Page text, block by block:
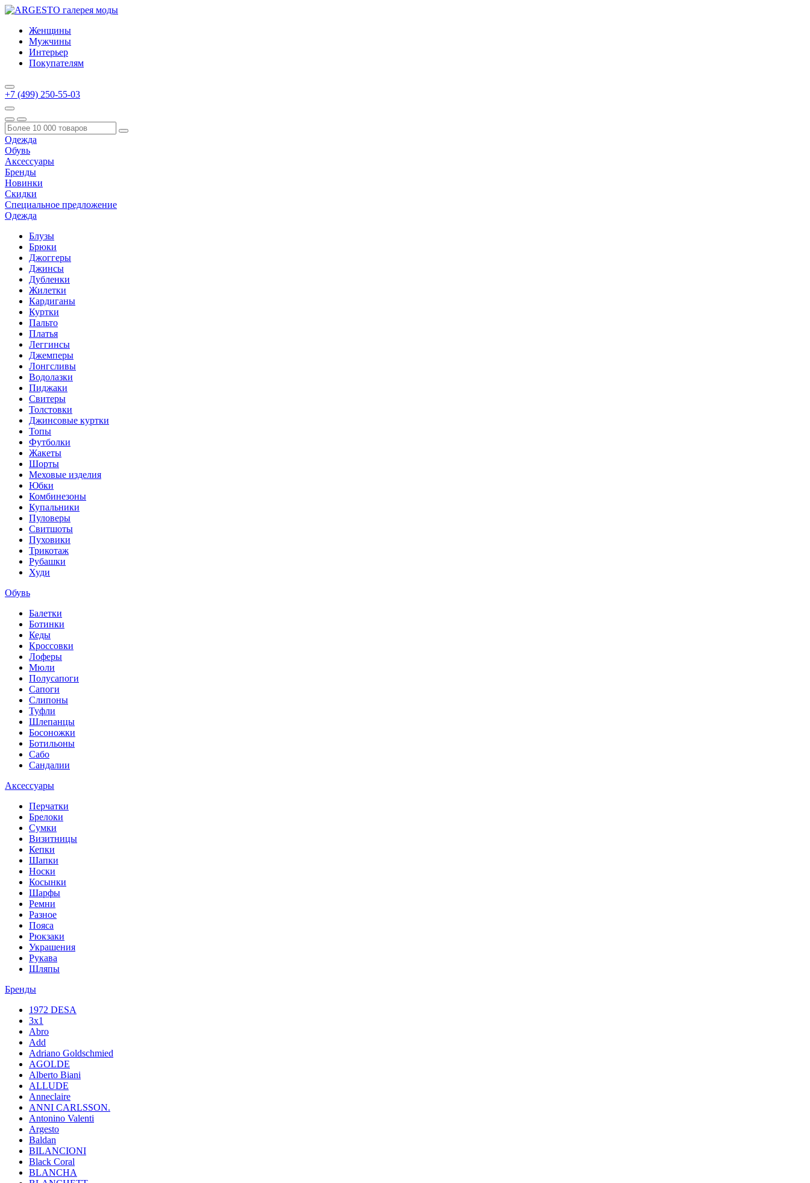
Женщины
Мужчины
Интерьер
Покупателям
+7 (499) 250-55-03
Одежда
Обувь
Аксессуары
Бренды
Новинки
Скидки
Специальное предложение
Одежда
Блузы
Брюки
Джоггеры
Джинсы
Дубленки
Жилетки
Кардиганы
Куртки
Пальто
Платья
Леггинсы
Джемперы
Лонгсливы
Водолазки
Пиджаки
Свитеры
Толстовки
Джинсовые куртки
Топы
Футболки
Жакеты
Шорты
Меховые изделия
Юбки
Комбинезоны
Купальники
Пуловеры
Свитшоты
Пуховики
Трикотаж
Рубашки
Худи
Обувь
Балетки
Ботинки
Кеды
Кроссовки
Лоферы
Мюли
Полусапоги
Сапоги
Слипоны
Туфли
Шлепанцы
Босоножки
Ботильоны
Сабо
Сандалии
Аксессуары
Перчатки
Брелоки
Сумки
Визитницы
Кепки
Шапки
Носки
Косынки
Шарфы
Ремни
Разное
Пояса
Рюкзаки
Украшения
Рукава
Шляпы
Бренды
1972 DESA
3x1
Abro
Add
Adriano Goldschmied
AGOLDE
Alberto Biani
ALLUDE
Anneclaire
ANNI CARLSSON.
Antonino Valenti
Argesto
Baldan
BILANCIONI
Black Coral
BLANCHA